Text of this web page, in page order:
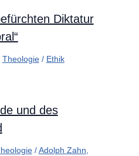
Diktatur
Theologie/ Ethik
und des
/Adolph Zahn,